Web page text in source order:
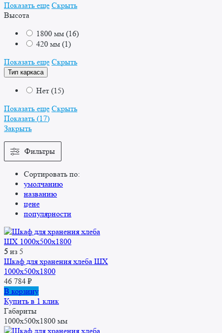
Показать еще Скрыть
Высота
1800 мм (16)
420 мм (1)
Показать еще Скрыть
Тип каркаса
Нет (15)
Показать еще Скрыть
Показать (17)
Закрыть
Фильтры
Сортировать по:
умолчанию
названию
цене
популярности
5 из 5
Шкаф для хранения хлеба ШХ
1000x500x1800
46 784 ₽
В корзину
Купить в 1 клик
Габариты
1000x500x1800 мм